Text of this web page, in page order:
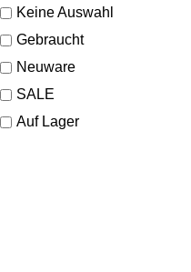
Keine Auswahl
Gebraucht
Neuware
SALE
Auf Lager